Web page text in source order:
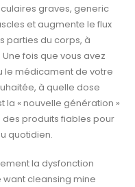
graves, generic
et augmente le flux
parties du corps, à
fois que vous avez
le médicament de votre
à quelle dose
la « nouvelle génération »
des produits fiables pour
quotidien.
la dysfonction
cleansing mine